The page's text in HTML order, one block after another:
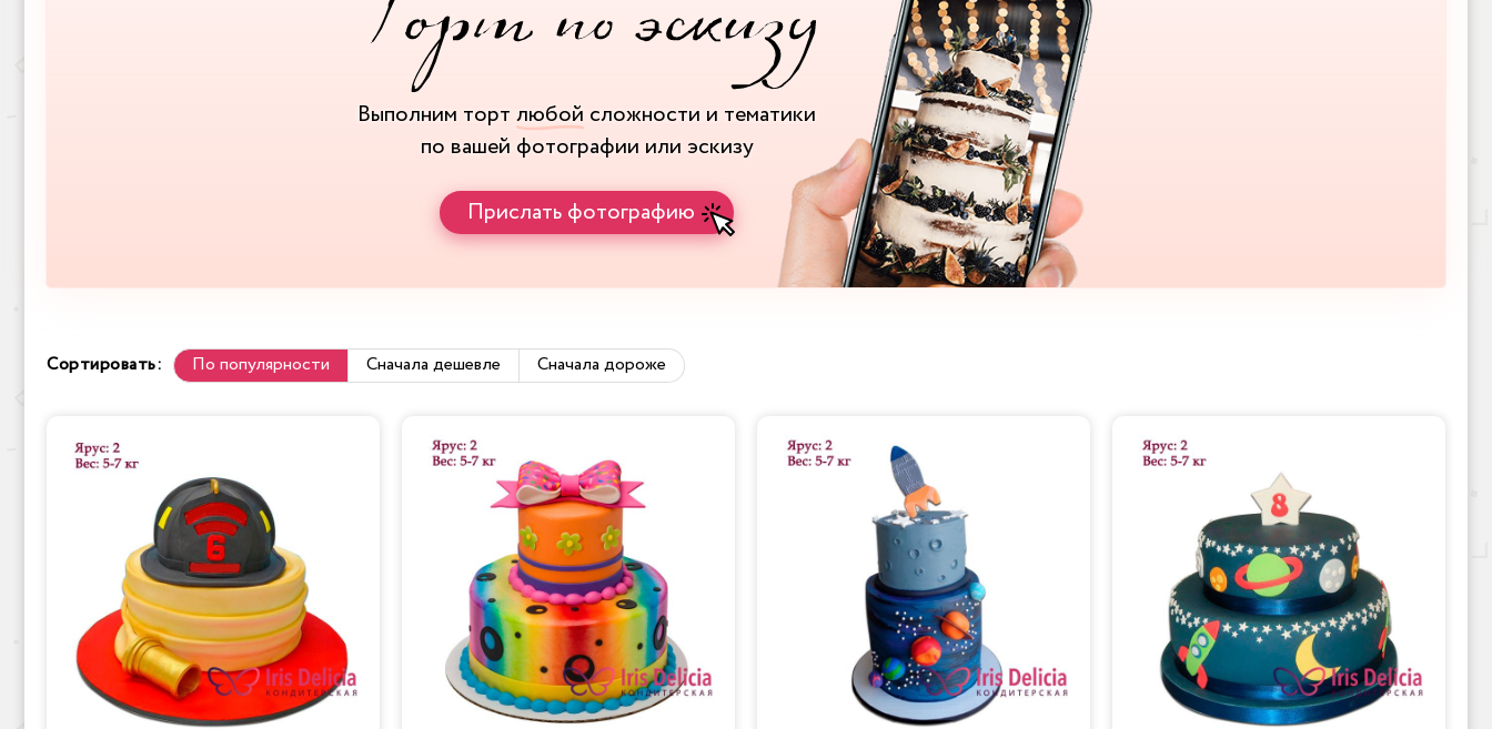
Выполним торт любой сложности и тематики
по вашей фотографии или эскизу
Прислать фотографию
Сортировать: По популярности Сначала дешевле Сначала дороже